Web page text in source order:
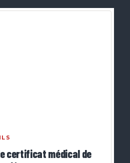
certificat médical de